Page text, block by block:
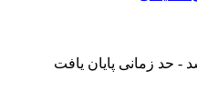
حد زمانی پایان یافت